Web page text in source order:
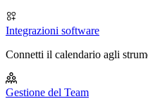
Integrazioni software
Connetti il calendario agli
Gestione del Team